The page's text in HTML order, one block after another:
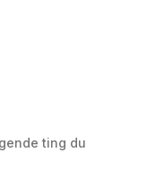
ting du